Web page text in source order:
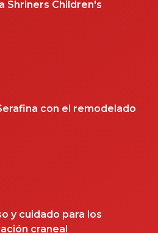
Shriners Children's
con el remodelado
y cuidado para los
craneal